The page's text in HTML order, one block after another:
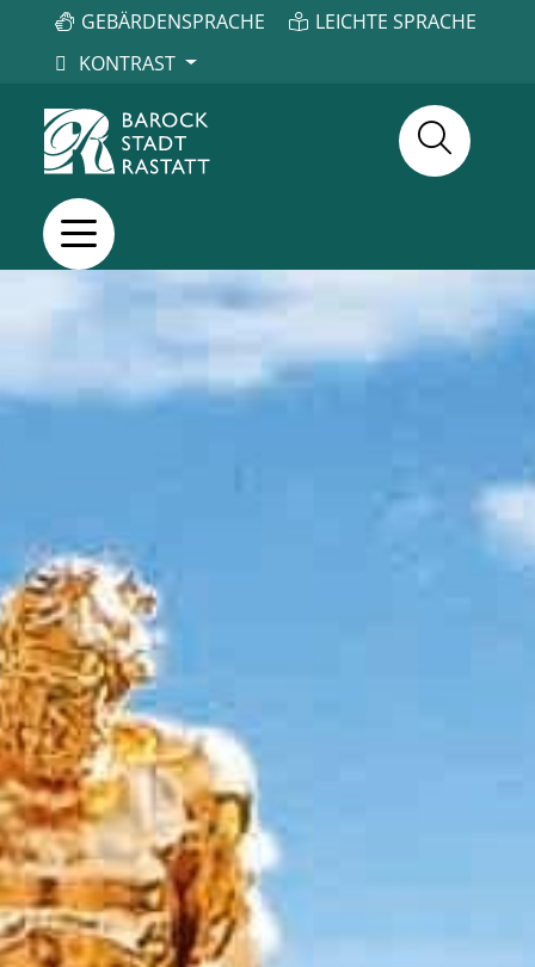
GEBÄRDENSPRACHE
LEICHTE SPRACHE
KONTRAST